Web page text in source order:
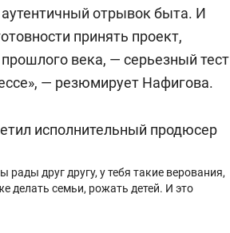
отрывок быта. И
принять проект,
века, — серьезный тест
— резюмирует Нафигова.
друг другу, у тебя такие верования,
делать семьи, рожать детей. И это